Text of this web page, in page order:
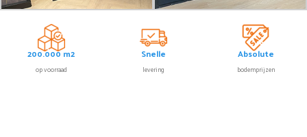
200.000 m2
op voorraad
Snelle
levering
Absolute
bodemprijzen